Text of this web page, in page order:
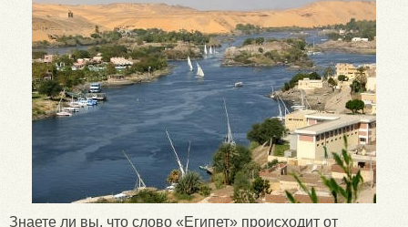
Знаете ли вы, что слово «Египет» происходит от